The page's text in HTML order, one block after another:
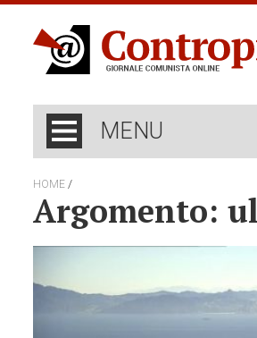
MENU
HOME /
Argomento: